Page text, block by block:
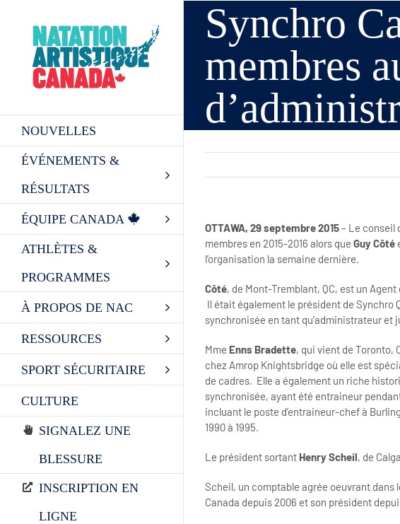
NOUVELLES
ÉVÉNEMENTS &
RÉSULTATS
ÉQUIPE CANADA
ATHLÈTES &
PROGRAMMES
À PROPOS DE NAC
RESSOURCES
SPORT SÉCURITAIRE
CULTURE
SIGNALEZ UNE
BLESSURE
INSCRIPTION EN
LIGNE
Synchro
membres
OTTAWA, 29 septembre 2015– Le conseil
membres en 2015-2016 alors que Guy Côté
l’organisation la semaine dernière.
Côté, de Mont-Tremblant, QC, est un
Il était également le président de Synchro
synchronisée en tant qu’administrateur et
Mme Enns Bradette, qui vient de Toronto,
chez Amrop Knightsbridge où elle est
de cadres. Elle a également un riche
synchronisée, ayant été entraineur
incluant le poste d’entraineur-chef à
1990 à 1995.
Le président sortant Henry Scheil, de
Scheil, un comptable agrée oeuvrant dans
Canada depuis 2006 et son président